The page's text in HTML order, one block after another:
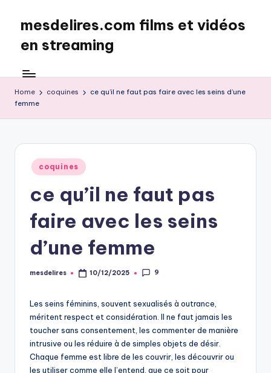
content
mesdelires.com films et vidéos
en streaming
:
film
et
video
en
français
Home coquines
ce qu’il ne faut pas faire avec les seins d’une
femme
Posted
in
coquines
ce qu’il ne faut pas
faire avec les seins
d’une femme
Posted
mesdelires 10/12/2025 9
Les seins féminins, souvent sexualisés à outrance,
méritent respect et considération. Il ne faut jamais les
toucher sans consentement, les commenter de manière
intrusive ou les réduire à de simples objets de désir.
Chaque femme est libre de les couvrir, les découvrir ou
les utiliser comme elle l’entend, que ce soit pour